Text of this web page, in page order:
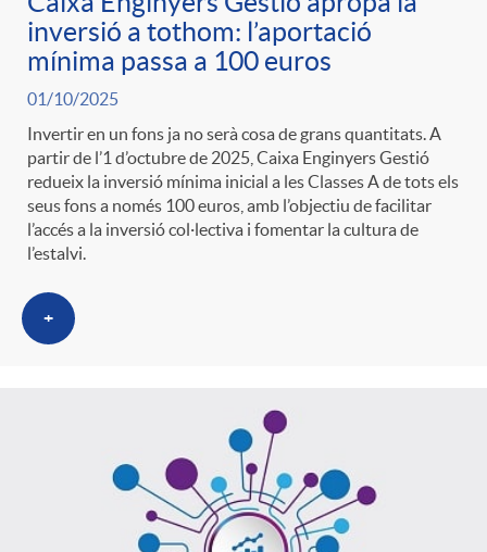
inversió a tothom: l’aportació
mínima passa a 100 euros
01/10/2025
Invertir en un fons ja no serà cosa de grans quantitats. A
partir de l’1 d’octubre de 2025, Caixa Enginyers Gestió
redueix la inversió mínima inicial a les Classes A de tots els
seus fons a només 100 euros, amb l’objectiu de facilitar
l’accés a la inversió col·lectiva i fomentar la cultura de
l’estalvi.
+